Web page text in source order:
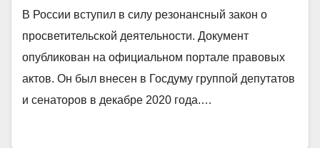
В России вступил в силу резонансный закон о
просветительской деятельности. Документ
опубликован на официальном портале правовых
актов. Он был внесен в Госдуму группой депутатов
и сенаторов в декабре 2020 года.…